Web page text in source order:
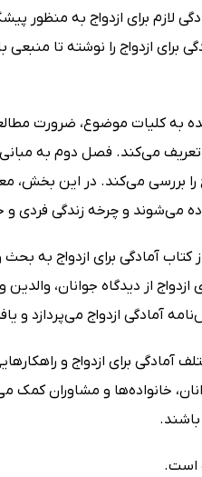
لازم برای ازدواج به
برای ازدواج را نوشته تا
به کلیات موضوع، ضرورت
تعریف می‌کند. فصل دوم به
را بررسی می‌کند. در این بخش،
و چرخه زندگی فردی و
کتاب آمادگی برای ازدواج به
ازدواج از دیدگاه جوانان،
آمادگی ازدواج می‌پردازد و
آمادگی برای ازدواج و
خانواده‌ها و مشاوران کمک
است.